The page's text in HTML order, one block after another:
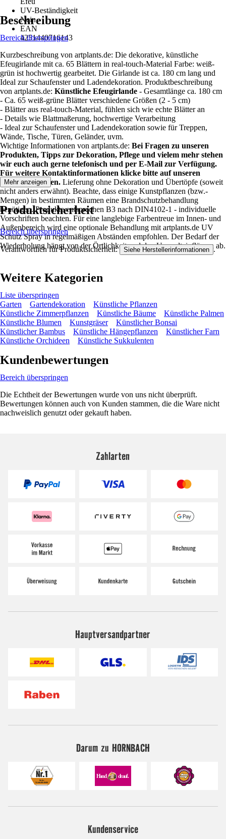
UV-Beständigkeit
Nein
EAN
4251440716143
Beschreibung
Bereich überspringen
Kurzbeschreibung von artplants.de: Die dekorative, künstliche
Efeugirlande mit ca. 65 Blättern in real-touch-Material Farbe: weiß-
grün ist hochwertig gearbeitet. Die Girlande ist ca. 180 cm lang und
Ideal zur Schaufenster und Ladendekoration. Produktbeschreibung
von artplants.de: Künstliche Efeugirlande - Gesamtlänge ca. 180 cm
- Ca. 65 weiß-grüne Blätter verschiedene Größen (2 - 5 cm)
- Blätter aus real-touch-Material, fühlen sich wie echte Blätter an
- Details wie Blattmaßerung, hochwertige Verarbeitung
- Ideal zur Schaufenster und Ladendekoration sowie für Treppen,
Wände, Tische, Türen, Geländer, uvm.
Wichtige Informationen von artplants.de: Bei Fragen zu unseren
Produkten, Tipps zur Dekoration, Pflege und vielem mehr stehen
wir euch auch gerne telefonisch und per E-Mail zur Verfügung.
Für weitere Kontaktinformationen klicke bitte auf unseren
Verkäufernamen. Lieferung ohne Dekoration und Übertöpfe (soweit
nicht anders erwähnt). Beachte, dass einige Kunstpflanzen (bzw.-
Mengen) in bestimmten Räumen eine Brandschutzbehandlung
benötigen. Produkte entsprechen B3 nach DIN4102-1 - individuelle
Vorschriften beachten. Für eine langlebige Farbentreue im Innen- und
Außenbereich wird eine optionale Behandlung mit artplants.de UV
Schutz Spray in regelmäßigen Abständen empfohlen. Der Bedarf der
Wiederholung hängt von der Örtlichkeit und den Umwelteinflüssen ab.
Mehr anzeigen
Produktsicherheit
Bereich überspringen
Verantwortlich für Produktsicherheit: Siehe Herstellerinformationen .
Weitere Kategorien
Liste überspringen
Garten
Gartendekoration
Künstliche Pflanzen
Künstliche Zimmerpflanzen
Künstliche Bäume
Künstliche Palmen
Künstliche Blumen
Kunstgräser
Künstlicher Bonsai
Künstlicher Bambus
Künstliche Hängepflanzen
Künstlicher Farn
Künstliche Orchideen
Künstliche Sukkulenten
Kundenbewertungen
Bereich überspringen
Die Echtheit der Bewertungen wurde von uns nicht überprüft.
Bewertungen können auch von Kunden stammen, die die Ware nicht
nachweislich genutzt oder gekauft haben.
Zahlarten
Hauptversandpartner
Darum zu HORNBACH
Kundenservice